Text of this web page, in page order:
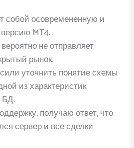
собой осовремененную и
MT4.
не отправляет
рынок.
уточнить понятие схемы
из характеристик
БД.
получаю ответ, что
сервер и все сделки